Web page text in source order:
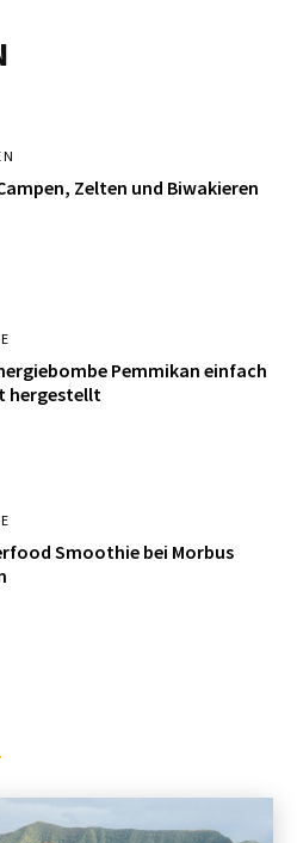
Zelten und Biwakieren
Pemmikan einfach
hergestellt
Smoothie bei Morbus